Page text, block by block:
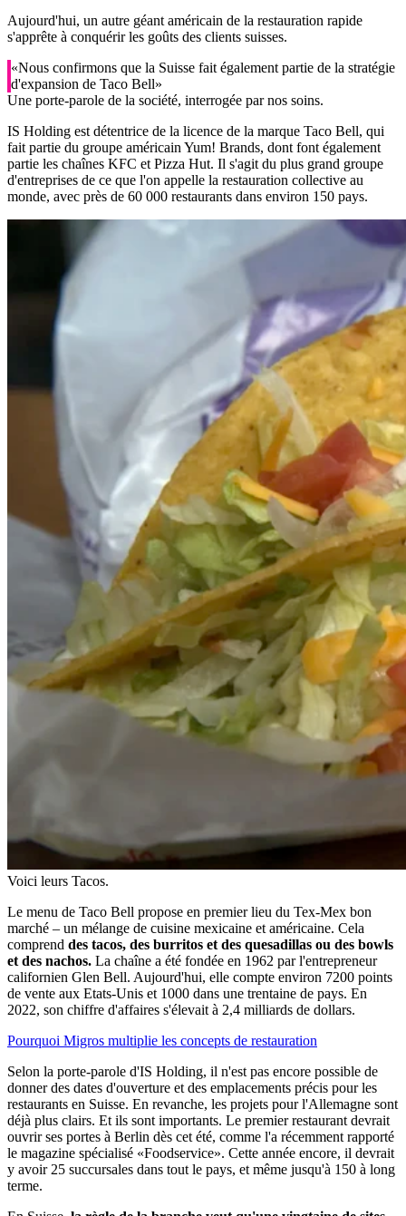
Aujourd'hui, un autre géant américain de la restauration rapide
s'apprête à conquérir les goûts des clients suisses.
«Nous confirmons que la Suisse fait également partie de la stratégie
d'expansion de Taco Bell»
Une porte-parole de la société, interrogée par nos soins.
IS Holding est détentrice de la licence de la marque Taco Bell, qui
fait partie du groupe américain Yum! Brands, dont font également
partie les chaînes KFC et Pizza Hut. Il s'agit du plus grand groupe
d'entreprises de ce que l'on appelle la restauration collective au
monde, avec près de 60 000 restaurants dans environ 150 pays.
Voici leurs Tacos.
Le menu de Taco Bell propose en premier lieu du Tex-Mex bon
marché – un mélange de cuisine mexicaine et américaine. Cela
comprend des tacos, des burritos et des quesadillas ou des bowls
et des nachos. La chaîne a été fondée en 1962 par l'entrepreneur
californien Glen Bell. Aujourd'hui, elle compte environ 7200 points
de vente aux Etats-Unis et 1000 dans une trentaine de pays. En
2022, son chiffre d'affaires s'élevait à 2,4 milliards de dollars.
Pourquoi Migros multiplie les concepts de restauration
Selon la porte-parole d'IS Holding, il n'est pas encore possible de
donner des dates d'ouverture et des emplacements précis pour les
restaurants en Suisse. En revanche, les projets pour l'Allemagne sont
déjà plus clairs. Et ils sont importants. Le premier restaurant devrait
ouvrir ses portes à Berlin dès cet été, comme l'a récemment rapporté
le magazine spécialisé «Foodservice». Cette année encore, il devrait
y avoir 25 succursales dans tout le pays, et même jusqu'à 150 à long
terme.